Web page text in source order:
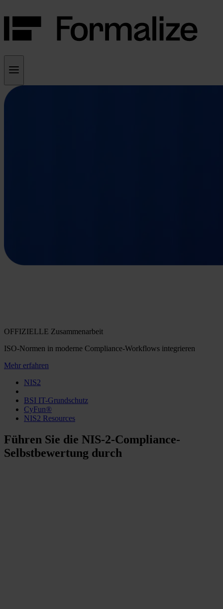
OFFIZIELLE Zusammenarbeit
ISO-Normen in moderne Compliance-Workflows integrieren
Mehr erfahren
NIS2
BSI IT-Grundschutz
CyFun®
NIS2 Resources
Führen Sie die NIS-2-Compliance-
Selbstbewertung durch